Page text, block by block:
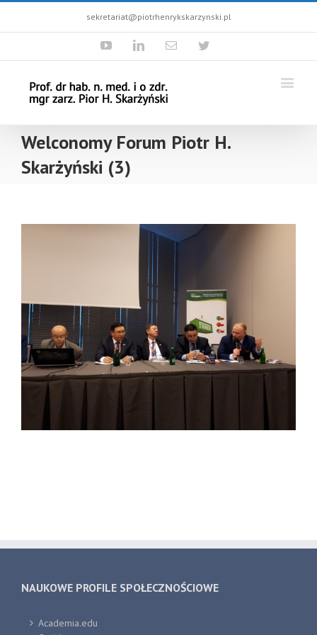
sekretariat@piotrhenrykskarzynski.pl
YoutubeLinkedinEmail Twitter
Welconomy Forum Piotr H.
Skarżyński (3)
NAUKOWE PROFILE SPOŁECZNOŚCIOWE
Academia.edu